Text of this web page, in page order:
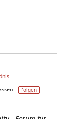
–
Folgen